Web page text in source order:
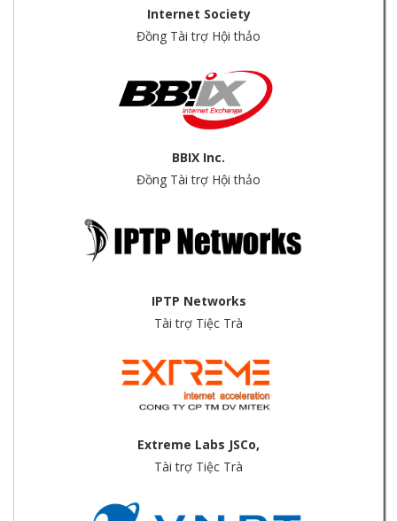
Internet Society
Đồng Tài trợ Hội thảo
BBIX Inc.
Đồng Tài trợ Hội thảo
IPTP Networks
Tài trợ Tiệc Trà
Extreme Labs JSCo,
Tài trợ Tiệc Trà